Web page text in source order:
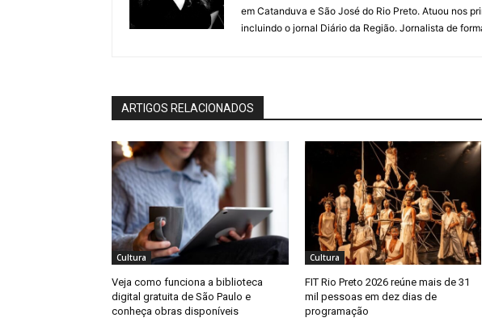
em Catanduva e São José do Rio Preto. Atuou nos
incluindo o jornal Diário da Região. Jornalista de
ARTIGOS RELACIONADOS
Cultura
Veja como funciona a biblioteca
digital gratuita de São Paulo e
conheça obras disponíveis
Cultura
FIT Rio Preto 2026 reúne mais de 31
mil pessoas em dez dias de
programação